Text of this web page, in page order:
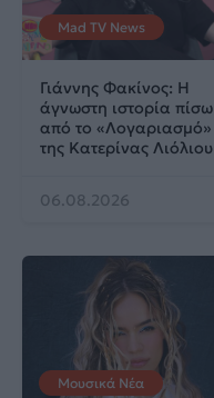
Mad TV News
Γιάννης Φακίνος: Η
άγνωστη ιστορία πίσω
από το «Λογαριασμό»
της Κατερίνας Λιόλιου
06.08.2026
Μουσικά Νέα